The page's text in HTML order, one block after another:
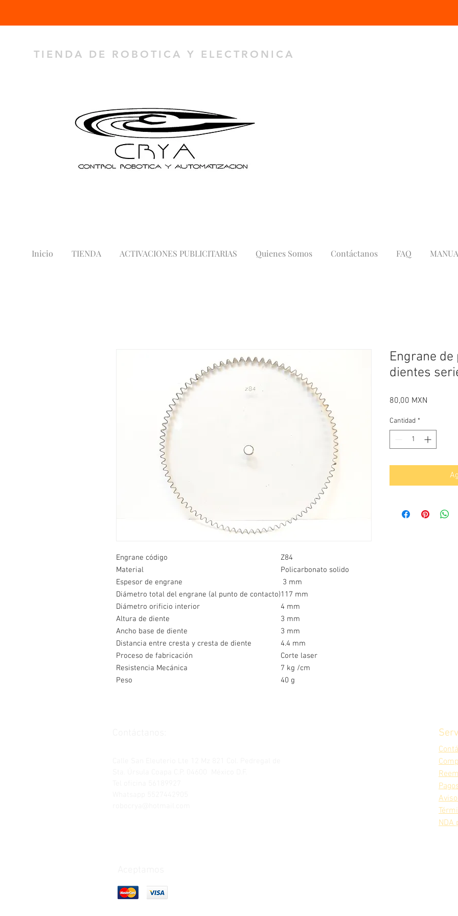
TIENDA DE ROBOTICA Y ELECTRONICA
Inicio TIENDA ACTIVACIONES PUBLICITARIAS Quienes Somos Contáctanos FAQ
Engrane código
Z84
Material
Policarbonato solido
Espesor de engrane
3 mm
Diámetro total del engrane (al punto de contacto)117 mm
Diámetro orificio interior
4 mm
Altura de diente
3 mm
Ancho base de diente
3 mm
Distancia entre cresta y cresta de diente
4.4 mm
Proceso de fabricación
Corte laser
Resistencia Mecánica
7 kg /cm
Peso
40 g
Engrane
dientes
80,00 MXN
Cantidad *
NDA